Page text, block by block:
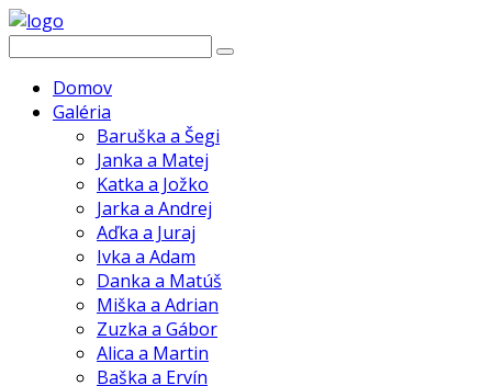
Domov
Galéria
Baruška a Šegi
Janka a Matej
Katka a Jožko
Jarka a Andrej
Aďka a Juraj
Ivka a Adam
Danka a Matúš
Miška a Adrian
Zuzka a Gábor
Alica a Martin
Baška a Ervín